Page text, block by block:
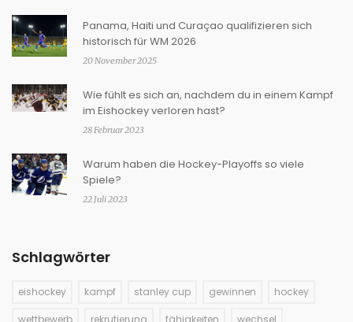
Panama, Haiti und Curaçao qualifizieren sich
historisch für WM 2026
20 November 2025
Wie fühlt es sich an, nachdem du in einem Kampf
im Eishockey verloren hast?
28 Februar 2023
Warum haben die Hockey-Playoffs so viele
Spiele?
22 Juli 2023
Schlagwörter
eishockey kampf stanley cup gewinnen hockey